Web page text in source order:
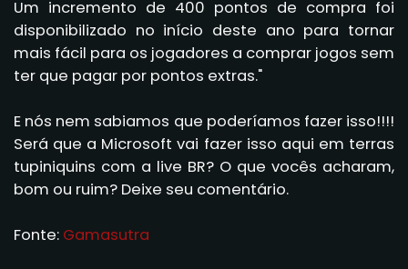
Um incremento de 400 pontos de compra foi
disponibilizado no início deste ano para tornar
mais fácil para os jogadores a comprar jogos sem
ter que pagar por pontos extras."
E nós nem sabiamos que poderíamos fazer isso!!!!
Será que a Microsoft vai fazer isso aqui em terras
tupiniquins com a live BR? O que vocês acharam,
bom ou ruim? Deixe seu comentário.
Fonte: Gamasutra